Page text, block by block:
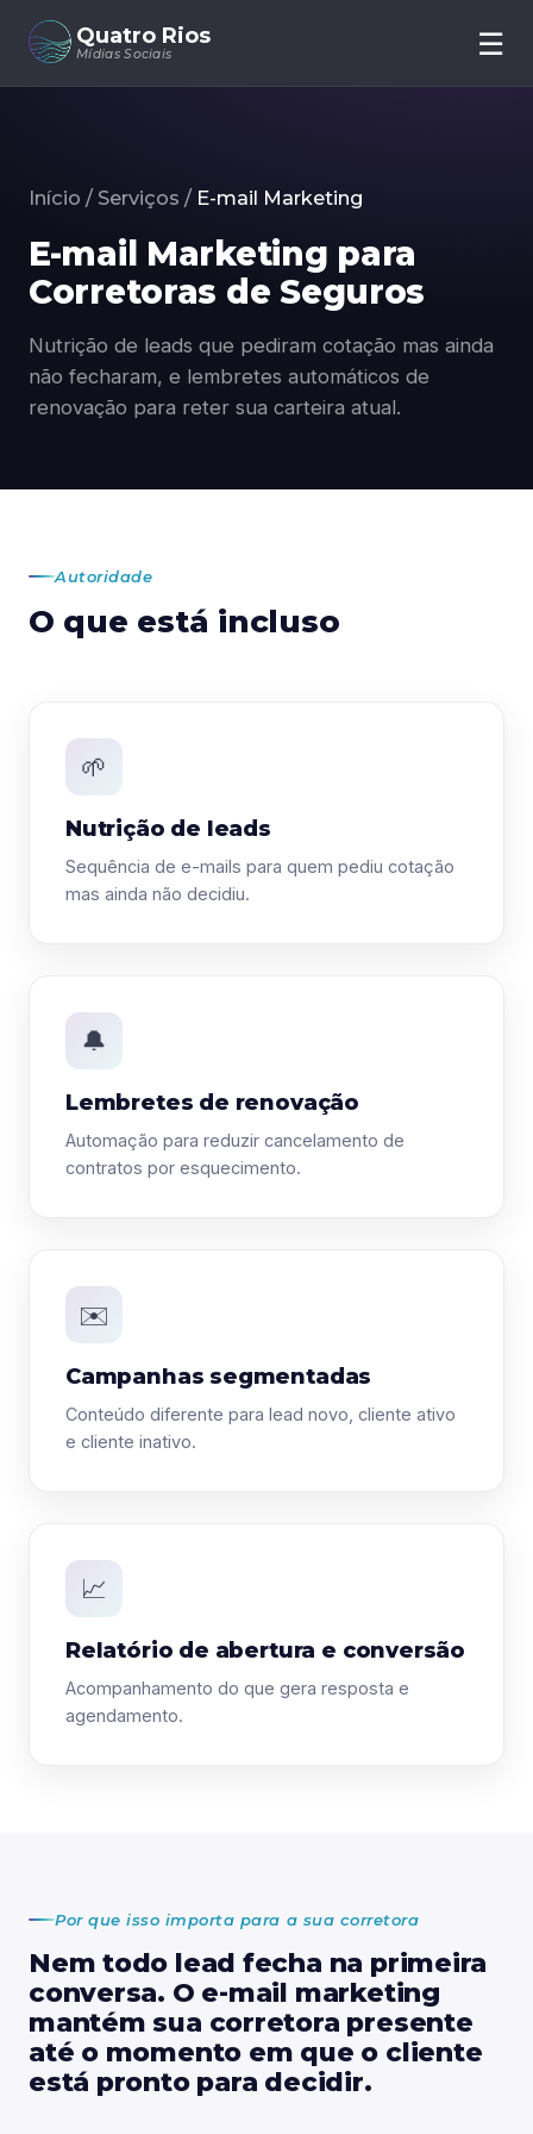
Quatro Rios
Mídias Sociais
Início
Quem Somos
Contato
Fale com um especialista
☰
Início / Serviços / E-mail Marketing
E-mail Marketing para
Corretoras de Seguros
Nutrição de leads que pediram cotação mas ainda
não fecharam, e lembretes automáticos de
renovação para reter sua carteira atual.
Autoridade
O que está incluso
🌱
Nutrição de leads
Sequência de e-mails para quem pediu cotação
mas ainda não decidiu.
🔔
Lembretes de renovação
Automação para reduzir cancelamento de
contratos por esquecimento.
✉️
Campanhas segmentadas
Conteúdo diferente para lead novo, cliente ativo
e cliente inativo.
📈
Relatório de abertura e conversão
Acompanhamento do que gera resposta e
agendamento.
Por que isso importa para a sua corretora
Nem todo lead fecha na primeira
conversa. O e-mail marketing
mantém sua corretora presente
até o momento em que o cliente
está pronto para decidir.